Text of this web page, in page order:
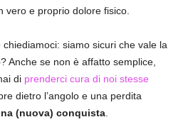
vero e proprio dolore fisico.
chiediamoci: siamo sicuri che vale la
Anche se non è affatto semplice,
di prenderci cura di noi stesse
dietro l’angolo e una perdita
(nuova) conquista